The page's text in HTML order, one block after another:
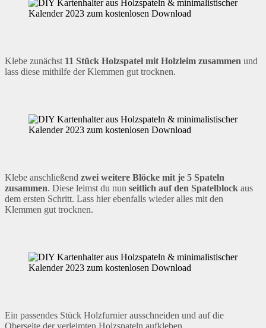
Klebe zunächst 11 Stück Holzspatel mit Holzleim zusammen und
lass diese mithilfe der Klemmen gut trocknen.
Klebe anschließend zwei weitere Blöcke mit je 5 Spateln
zusammen. Diese leimst du nun seitlich auf den Spatelblock aus
dem ersten Schritt. Lass hier ebenfalls wieder alles mit den
Klemmen gut trocknen.
Ein passendes Stück Holzfurnier ausschneiden und auf die
Oberseite der verleimten Holzspateln aufkleben.